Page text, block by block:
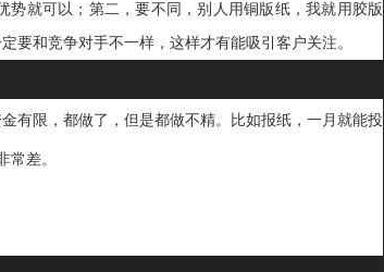
势就可以 ；第二，要不同，别人用铜版纸，我就用胶版
要和竞争对手不一样，这样才有能吸引客户关注。
有限，都做了，但是都做不精。比如报纸，一月就能投
常差。